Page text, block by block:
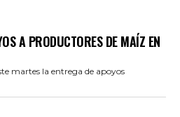
A PRODUCTORES DE MAÍZ EN
martes la entrega de apoyos